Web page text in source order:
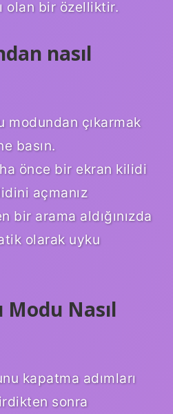
olan bir özelliktir.
nasıl
modundan çıkarmak
basın.
önce bir ekran kilidi
açmanız
bir arama aldığınızda
olarak uyku
Nasıl
kapatma adımları
sonra